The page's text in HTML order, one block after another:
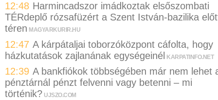
12:48 Harmincadszor imádkoztak elsőszombati
TÉRdeplő rózsafüzért a Szent István-bazilika
téren MAGYARKURIR.HU
12:47 A kárpátaljai toborzóközpont cáfolta, hogy
házkutatások zajlanának egységeinél KARPATINFO.NET
12:39 A bankfiókok többségében már nem lehet
pénztárnál pénzt felvenni vagy betenni – mi
történik? UJSZO.COM